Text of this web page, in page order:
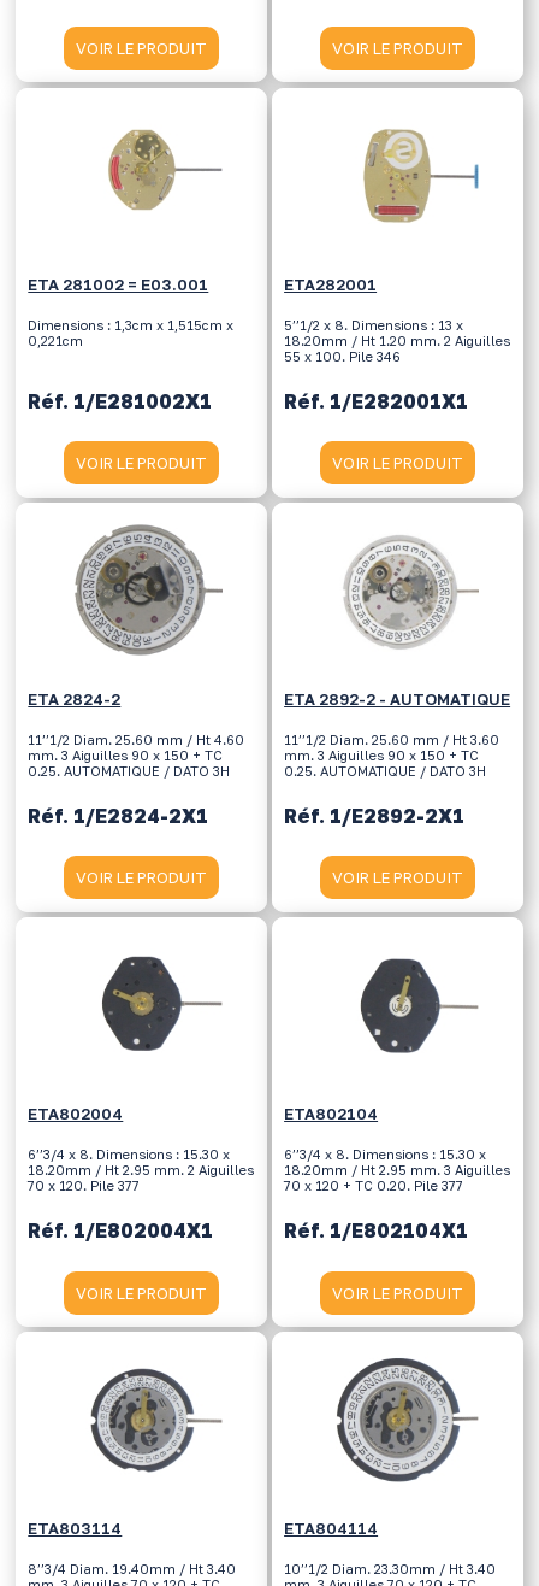
VOIR LE PRODUIT VOIR LE PRODUIT
ETA 281002 = E03.001
Dimensions : 1,3cm x 1,515cm x
0,221cm
Réf. 1/E281002X1
VOIR LE PRODUIT
ETA282001
5’’1/2 x 8. Dimensions : 13 x
18.20mm / Ht 1.20 mm. 2 Aiguilles
55 x 100. Pile 346
Réf. 1/E282001X1
VOIR LE PRODUIT
ETA 2824-2
11’’1/2 Diam. 25.60 mm / Ht 4.60
mm. 3 Aiguilles 90 x 150 + TC
0.25. AUTOMATIQUE / DATO 3H
Réf. 1/E2824-2X1
VOIR LE PRODUIT
ETA 2892-2 - AUTOMATIQUE
11’’1/2 Diam. 25.60 mm / Ht 3.60
mm. 3 Aiguilles 90 x 150 + TC
0.25. AUTOMATIQUE / DATO 3H
Réf. 1/E2892-2X1
VOIR LE PRODUIT
ETA802004
6’’3/4 x 8. Dimensions : 15.30 x
18.20mm / Ht 2.95 mm. 2 Aiguilles
70 x 120. Pile 377
Réf. 1/E802004X1
VOIR LE PRODUIT
ETA802104
6’’3/4 x 8. Dimensions : 15.30 x
18.20mm / Ht 2.95 mm. 3 Aiguilles
70 x 120 + TC 0.20. Pile 377
Réf. 1/E802104X1
VOIR LE PRODUIT
ETA803114
8’’3/4 Diam. 19.40mm / Ht 3.40
ETA804114
10’’1/2 Diam. 23.30mm / Ht 3.40